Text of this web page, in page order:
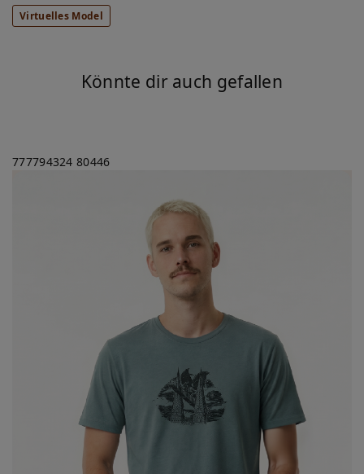
Virtuelles Model
Könnte dir auch gefallen
777794324 80446